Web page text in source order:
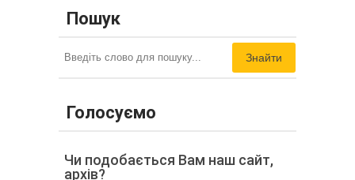
Пошук
Знайти
Голосуємо
Чи подобається Вам наш сайт,
архів?